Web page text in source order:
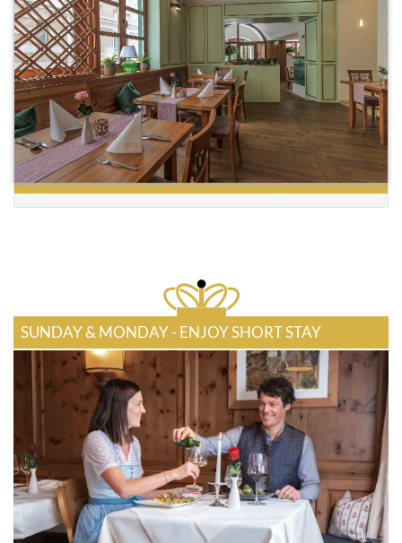
SUNDAY & MONDAY - ENJOY SHORT STAY